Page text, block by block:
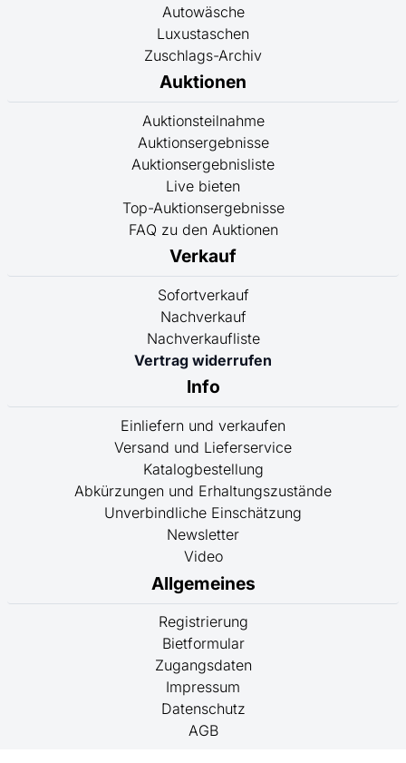
Autowäsche
Luxustaschen
Zuschlags-Archiv
Auktionen
Auktionsteilnahme
Auktionsergebnisse
Auktionsergebnisliste
Live bieten
Top-Auktionsergebnisse
FAQ zu den Auktionen
Verkauf
Sofortverkauf
Nachverkauf
Nachverkaufliste
Vertrag widerrufen
Info
Einliefern und verkaufen
Versand und Lieferservice
Katalogbestellung
Abkürzungen und Erhaltungszustände
Unverbindliche Einschätzung
Newsletter
Video
Allgemeines
Registrierung
Bietformular
Zugangsdaten
Impressum
Datenschutz
AGB